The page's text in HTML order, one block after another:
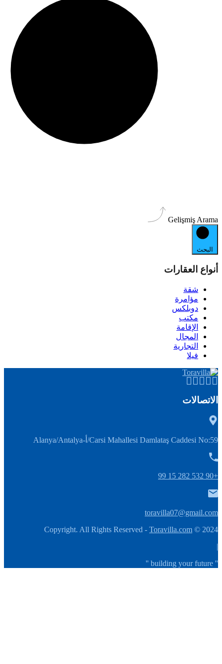
Gelişmiş Arama
البحث
أنواع العقارات
شقة
مؤامرة
دوبلكس
مكتب
الإقامة
المجال
التجارية
فيلا
الاتصالات
Carsi Mahallesi Damlataş Caddesi No:59/أ-Alanya/Antalya
+90 532 282 15 99
toravilla07@gmail.com
2024 © Copyright. All Rights Reserved -
Toravilla.com
|
'' building your future ''